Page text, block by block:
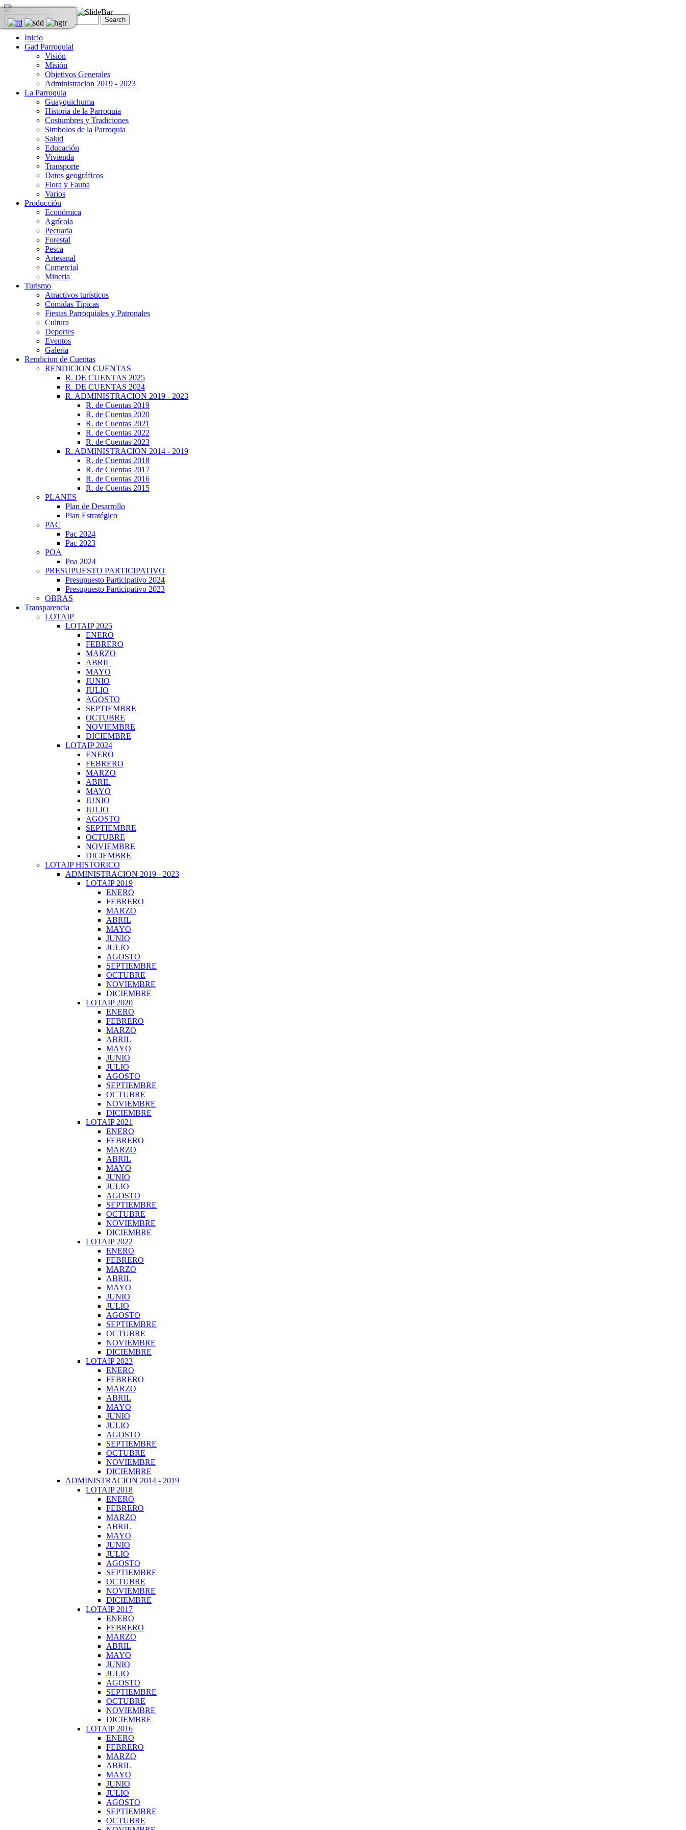
Inicio
Gad Parroquial
Visión
Misión
Objetivos Generales
Administracion 2019 - 2023
La Parroquia
Guayquichuma
Historia de la Parroquia
Costumbres y Tradiciones
Simbolos de la Parroquia
Salud
Educación
Vivienda
Transporte
Datos geográficos
Flora y Fauna
Varios
Producción
Económica
Agrícola
Pecuaria
Forestal
Pesca
Artesanal
Comercial
Mineria
Turismo
Atractivos turísticos
Comidas Típicas
Fiestas Parroquiales y Patronales
Cultura
Deportes
Eventos
Galeria
Rendicion de Cuentas
RENDICION CUENTAS
R. DE CUENTAS 2025
R. DE CUENTAS 2024
R. ADMINISTRACION 2019 - 2023
R. de Cuentas 2019
R. de Cuentas 2020
R. de Cuentas 2021
R. de Cuentas 2022
R. de Cuentas 2023
R. ADMINISTRACION 2014 - 2019
R. de Cuentas 2018
R. de Cuentas 2017
R. de Cuentas 2016
R. de Cuentas 2015
PLANES
Plan de Desarrollo
Plan Estratégico
PAC
Pac 2024
Pac 2023
POA
Poa 2024
PRESUPUESTO PARTICIPATIVO
Presupuesto Participativo 2024
Presupuesto Participativo 2023
OBRAS
Transparencia
LOTAIP
LOTAIP 2025
ENERO
FEBRERO
MARZO
ABRIL
MAYO
JUNIO
JULIO
AGOSTO
SEPTIEMBRE
OCTUBRE
NOVIEMBRE
DICIEMBRE
LOTAIP 2024
ENERO
FEBRERO
MARZO
ABRIL
MAYO
JUNIO
JULIO
AGOSTO
SEPTIEMBRE
OCTUBRE
NOVIEMBRE
DICIEMBRE
LOTAIP HISTORICO
ADMINISTRACION 2019 - 2023
LOTAIP 2019
ENERO
FEBRERO
MARZO
ABRIL
MAYO
JUNIO
JULIO
AGOSTO
SEPTIEMBRE
OCTUBRE
NOVIEMBRE
DICIEMBRE
LOTAIP 2020
ENERO
FEBRERO
MARZO
ABRIL
MAYO
JUNIO
JULIO
AGOSTO
SEPTIEMBRE
OCTUBRE
NOVIEMBRE
DICIEMBRE
LOTAIP 2021
ENERO
FEBRERO
MARZO
ABRIL
MAYO
JUNIO
JULIO
AGOSTO
SEPTIEMBRE
OCTUBRE
NOVIEMBRE
DICIEMBRE
LOTAIP 2022
ENERO
FEBRERO
MARZO
ABRIL
MAYO
JUNIO
JULIO
AGOSTO
SEPTIEMBRE
OCTUBRE
NOVIEMBRE
DICIEMBRE
LOTAIP 2023
ENERO
FEBRERO
MARZO
ABRIL
MAYO
JUNIO
JULIO
AGOSTO
SEPTIEMBRE
OCTUBRE
NOVIEMBRE
DICIEMBRE
ADMINISTRACION 2014 - 2019
LOTAIP 2018
ENERO
FEBRERO
MARZO
ABRIL
MAYO
JUNIO
JULIO
AGOSTO
SEPTIEMBRE
OCTUBRE
NOVIEMBRE
DICIEMBRE
LOTAIP 2017
ENERO
FEBRERO
MARZO
ABRIL
MAYO
JUNIO
JULIO
AGOSTO
SEPTIEMBRE
OCTUBRE
NOVIEMBRE
DICIEMBRE
LOTAIP 2016
ENERO
FEBRERO
MARZO
ABRIL
MAYO
JUNIO
JULIO
AGOSTO
SEPTIEMBRE
OCTUBRE